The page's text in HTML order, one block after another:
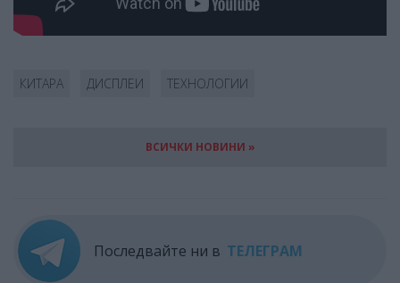
КИТАРА ДИСПЛЕИ ТЕХНОЛОГИИ
ВСИЧКИ НОВИНИ »
Последвайте ни в ТЕЛЕГРАМ